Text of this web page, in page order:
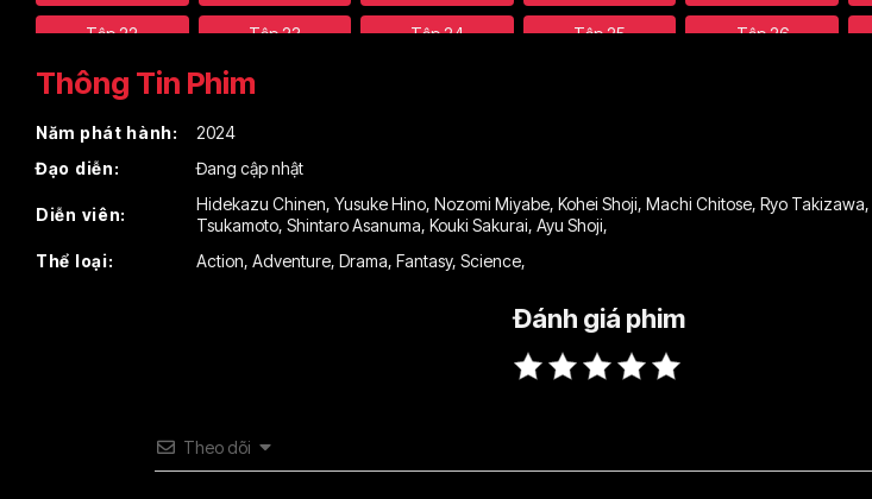
Tập 22 Tập 23 Tập 24 Tập 25 Tập 26
Tập 29 Tập 30
Tập 36
Tập 43 Tập 44
Tập 50
Thông Tin Phim
Năm phát hành:
2024
Đạo diễn:
Đang cập nhật
Diễn viên:
Hidekazu Chinen, Yusuke Hino, Nozomi Miyabe, Kohei Shoji, Machi Chitose, Ryo Takizawa,
Tsukamoto, Shintaro Asanuma, Kouki Sakurai, Ayu Shoji,
Thể loại:
Action, Adventure, Drama, Fantasy, Science,
Đánh giá phim
Theo dõi